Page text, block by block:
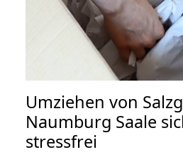
Umziehen von
Naumburg Saale
stressfrei